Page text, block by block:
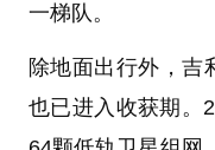
一梯队。
除地面出行外，吉
也已进入收获期。